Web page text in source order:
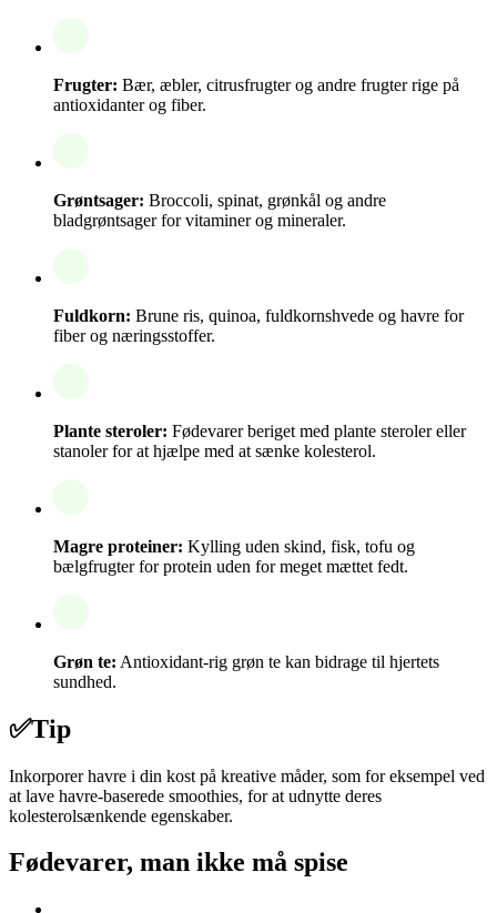
Frugter: Bær, æbler, citrusfrugter og andre frugter rige på
antioxidanter og fiber.
Grøntsager: Broccoli, spinat, grønkål og andre
bladgrøntsager for vitaminer og mineraler.
Fuldkorn: Brune ris, quinoa, fuldkornshvede og havre for
fiber og næringsstoffer.
Plante steroler: Fødevarer beriget med plante steroler eller
stanoler for at hjælpe med at sænke kolesterol.
Magre proteiner: Kylling uden skind, fisk, tofu og
bælgfrugter for protein uden for meget mættet fedt.
Grøn te: Antioxidant-rig grøn te kan bidrage til hjertets
sundhed.
✅Tip
Inkorporer havre i din kost på kreative måder, som for eksempel ved
at lave havre-baserede smoothies, for at udnytte deres
kolesterolsænkende egenskaber.
Fødevarer, man ikke må spise